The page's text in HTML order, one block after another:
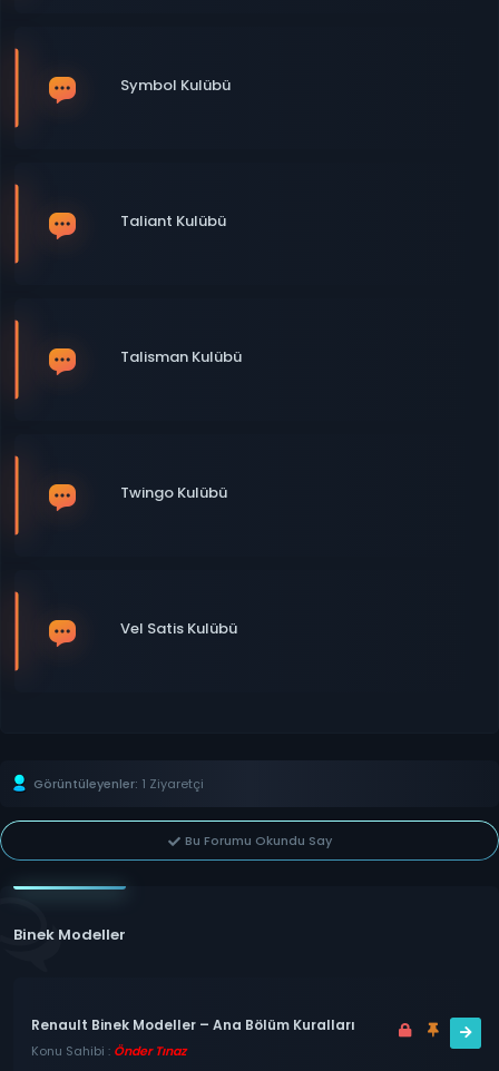
Symbol Kulübü
Taliant Kulübü
Talisman Kulübü
Twingo Kulübü
Vel Satis Kulübü
Görüntüleyenler: 1 Ziyaretçi
Bu Forumu Okundu Say
Binek Modeller
Renault Binek Modeller – Ana Bölüm Kuralları
Konu Sahibi : Önder Tınaz